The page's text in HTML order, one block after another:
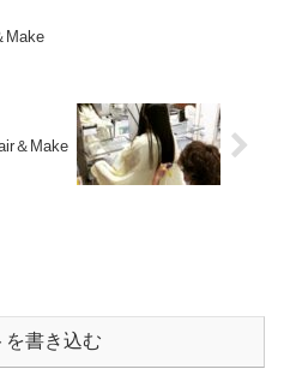
Make
＆Make
を書き込む